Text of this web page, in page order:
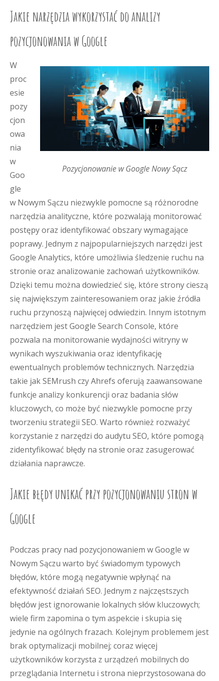
Jakie narzędzia wykorzystać do analizy
pozycjonowania w Google
Pozycjonowanie w Google Nowy Sącz
W
proc
esie
pozy
cjon
owa
nia
w
Goo
gle
w Nowym Sączu niezwykle pomocne są różnorodne
narzędzia analityczne, które pozwalają monitorować
postępy oraz identyfikować obszary wymagające
poprawy. Jednym z najpopularniejszych narzędzi jest
Google Analytics, które umożliwia śledzenie ruchu na
stronie oraz analizowanie zachowań użytkowników.
Dzięki temu można dowiedzieć się, które strony cieszą
się największym zainteresowaniem oraz jakie źródła
ruchu przynoszą najwięcej odwiedzin. Innym istotnym
narzędziem jest Google Search Console, które
pozwala na monitorowanie wydajności witryny w
wynikach wyszukiwania oraz identyfikację
ewentualnych problemów technicznych. Narzędzia
takie jak SEMrush czy Ahrefs oferują zaawansowane
funkcje analizy konkurencji oraz badania słów
kluczowych, co może być niezwykle pomocne przy
tworzeniu strategii SEO. Warto również rozważyć
korzystanie z narzędzi do audytu SEO, które pomogą
zidentyfikować błędy na stronie oraz zasugerować
działania naprawcze.
Jakie błędy unikać przy pozycjonowaniu stron w
Google
Podczas pracy nad pozycjonowaniem w Google w
Nowym Sączu warto być świadomym typowych
błędów, które mogą negatywnie wpłynąć na
efektywność działań SEO. Jednym z najczęstszych
błędów jest ignorowanie lokalnych słów kluczowych;
wiele firm zapomina o tym aspekcie i skupia się
jedynie na ogólnych frazach. Kolejnym problemem jest
brak optymalizacji mobilnej; coraz więcej
użytkowników korzysta z urządzeń mobilnych do
przeglądania Internetu i strona nieprzystosowana do